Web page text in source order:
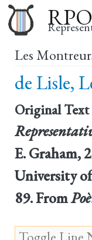
RPO
Les
de Lisle,
Original Text
E. Graham,
University
89. From